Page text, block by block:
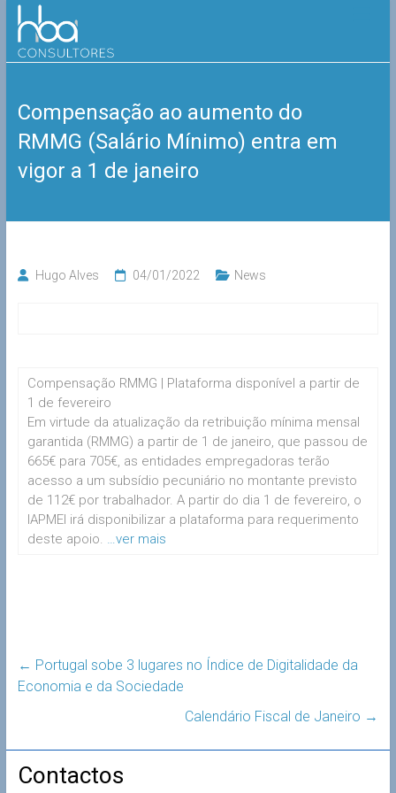
Skip
content
HBA
Consultores
Compensação ao aumento do
RMMG (Salário Mínimo) entra em
vigor a 1 de janeiro
Hugo Alves 04/01/2022 News
Compensação RMMG | Plataforma disponível a partir de
1 de fevereiro
Em virtude da atualização da retribuição mínima mensal
garantida (RMMG) a partir de 1 de janeiro, que passou de
665€ para 705€, as entidades empregadoras terão
acesso a um subsídio pecuniário no montante previsto
de 112€ por trabalhador. A partir do dia 1 de fevereiro, o
IAPMEI irá disponibilizar a plataforma para requerimento
deste apoio. …ver mais
← Portugal sobe 3 lugares no Índice de Digitalidade da
Economia e da Sociedade
Calendário Fiscal de Janeiro →
Contactos